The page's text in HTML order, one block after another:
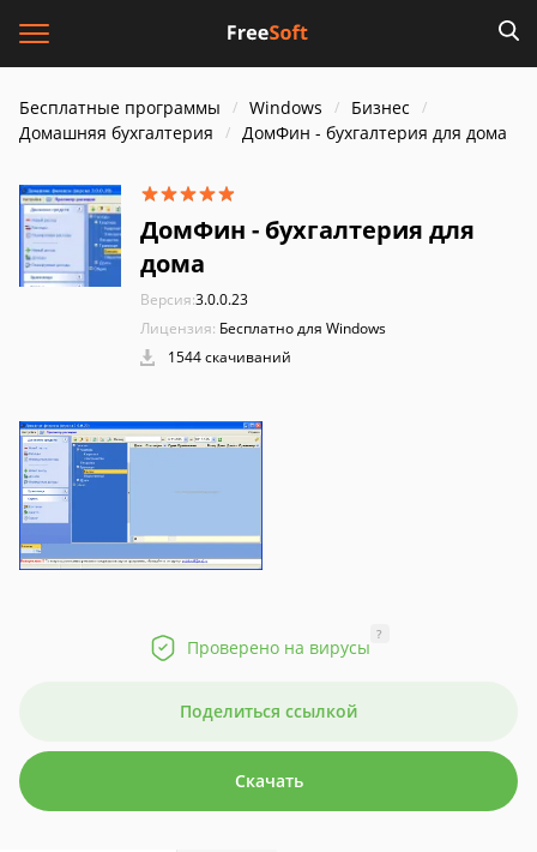
Бесплатные программы Windows
Бизнес
Домашняя бухгалтерия
ДомФин - бухгалтерия для дома
ДомФин - бухгалтерия для
дома
Версия:3.0.0.23
Лицензия: Бесплатно для Windows
1544 скачиваний
Проверено на вирусы
?
Поделиться ссылкой
Скачать